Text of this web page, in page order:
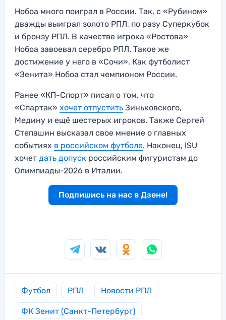
Нобоа много поиграл в России. Так, с «Рубином»
дважды выиграл золото РПЛ, по разу Суперкубок
и бронзу РПЛ. В качестве игрока «Ростова»
Нобоа завоевал серебро РПЛ. Такое же
достижение у него в «Сочи». Как футболист
«Зенита» Нобоа стал чемпионом России.
Ранее «КП-Спорт» писал о том, что
«Спартак» хочет отпустить Зиньковского,
Медину и ещё шестерых игроков. Также Сергей
Степашин высказал свое мнение о главных
событиях в российском футболе. Наконец, ISU
хочет дать допуск российским фигуристам до
Олимпиады-2026 в Италии.
Подпишись на нас в Дзене!
Футбол РПЛ Новости РПЛ
ФК Зенит (Санкт-Петербург)